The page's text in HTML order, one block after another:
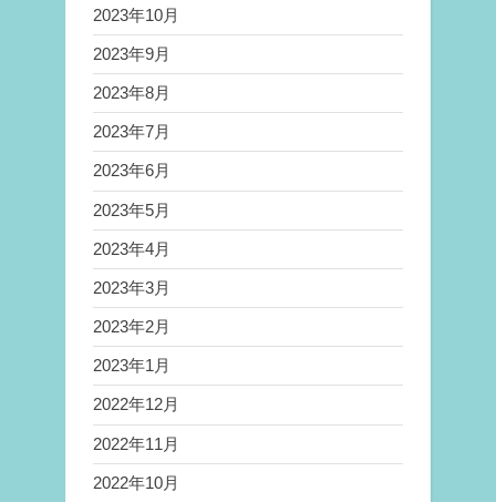
2023年10月
2023年9月
2023年8月
2023年7月
2023年6月
2023年5月
2023年4月
2023年3月
2023年2月
2023年1月
2022年12月
2022年11月
2022年10月